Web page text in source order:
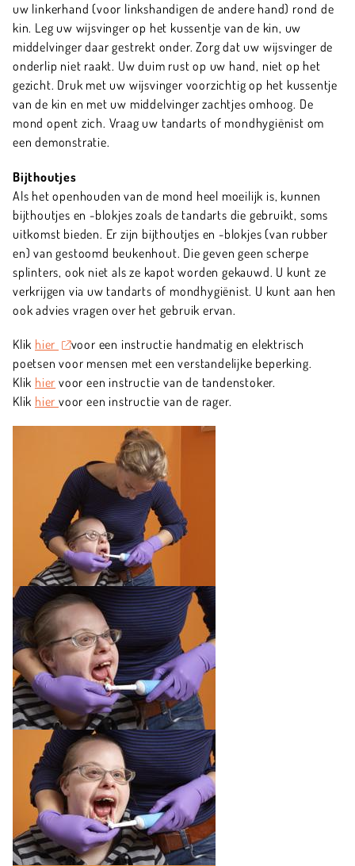
uw linkerhand (voor linkshandigen de andere hand) rond de
kin. Leg uw wijsvinger op het kussentje van de kin, uw
middelvinger daar gestrekt onder. Zorg dat uw wijsvinger de
onderlip niet raakt. Uw duim rust op uw hand, niet op het
gezicht. Druk met uw wijsvinger voorzichtig op het kussentje
van de kin en met uw middelvinger zachtjes omhoog. De
mond opent zich. Vraag uw tandarts of mondhygiënist om
een demonstratie.
Bijthoutjes
Als het openhouden van de mond heel moeilijk is, kunnen
bijthoutjes en -blokjes zoals de tandarts die gebruikt, soms
uitkomst bieden. Er zijn bijthoutjes en -blokjes (van rubber
en) van gestoomd beukenhout. Die geven geen scherpe
splinters, ook niet als ze kapot worden gekauwd. U kunt ze
verkrijgen via uw tandarts of mondhygiënist. U kunt aan hen
ook advies vragen over het gebruik ervan.
Klik hier
voor een instructie handmatig en elektrisch
poetsen voor mensen met een verstandelijke beperking.
Klik hier voor een instructie van de tandenstoker.
Klik hier voor een instructie van de rager.